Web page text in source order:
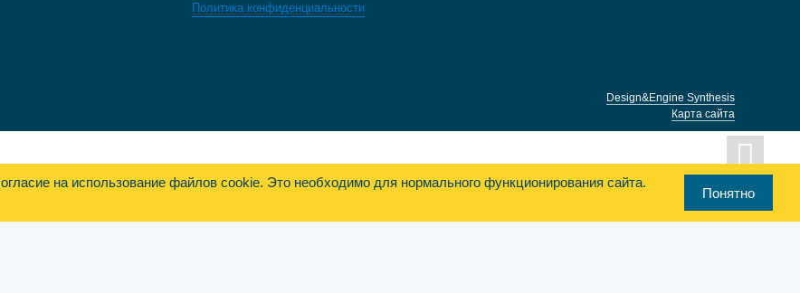
Политика конфиденциальности
Design&Engine Synthesis
Карта сайта
на использование файлов cookie. Это необходимо для нормального функционирования сайта.
Понятно